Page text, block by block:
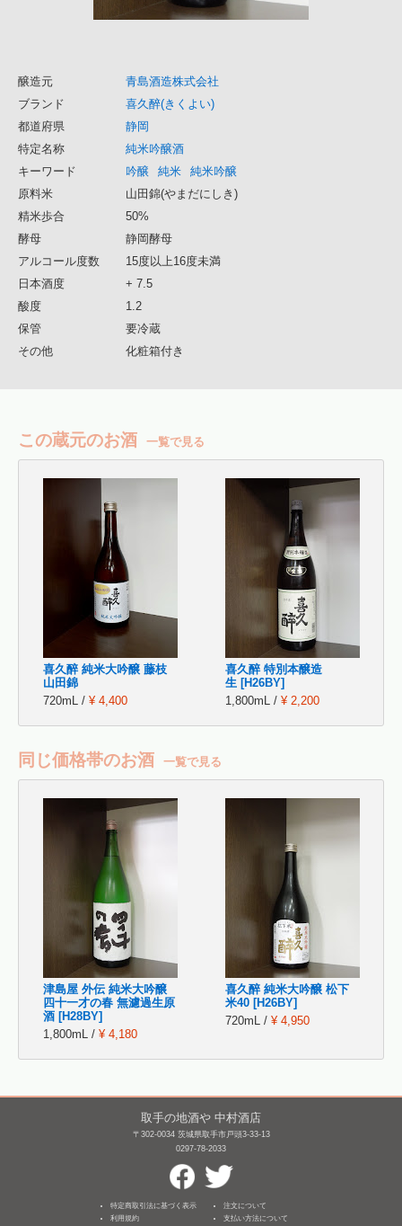
醸造元
青島酒造株式会社
ブランド
喜久醉(きくよい)
都道府県
静岡
特定名称
純米吟醸酒
キーワード
吟醸 純米
純米吟醸
原料米
山田錦(やまだにしき)
精米歩合
50%
酵母
静岡酵母
アルコール度数
15度以上16度未満
日本酒度
+ 7.5
酸度
1.2
保管
要冷蔵
その他
化粧箱付き
この蔵元のお酒 一覧で見る
喜久醉 純米大吟醸 藤枝
山田錦
720mL / ¥ 4,400
喜久醉 特別本醸造
生 [H26BY]
1,800mL / ¥ 2,200
同じ価格帯のお酒 一覧で見る
津島屋 外伝 純米大吟醸
四十一才の春 無濾過生原
酒 [H28BY]
1,800mL / ¥ 4,180
喜久醉 純米大吟醸 松下
米40 [H26BY]
720mL / ¥ 4,950
取手の地酒や 中村酒店
〒302-0034 茨城県取手市戸頭3-33-13
0297-78-2033
特定商取引法に基づく表示
利用規約
注文について
支払い方法について